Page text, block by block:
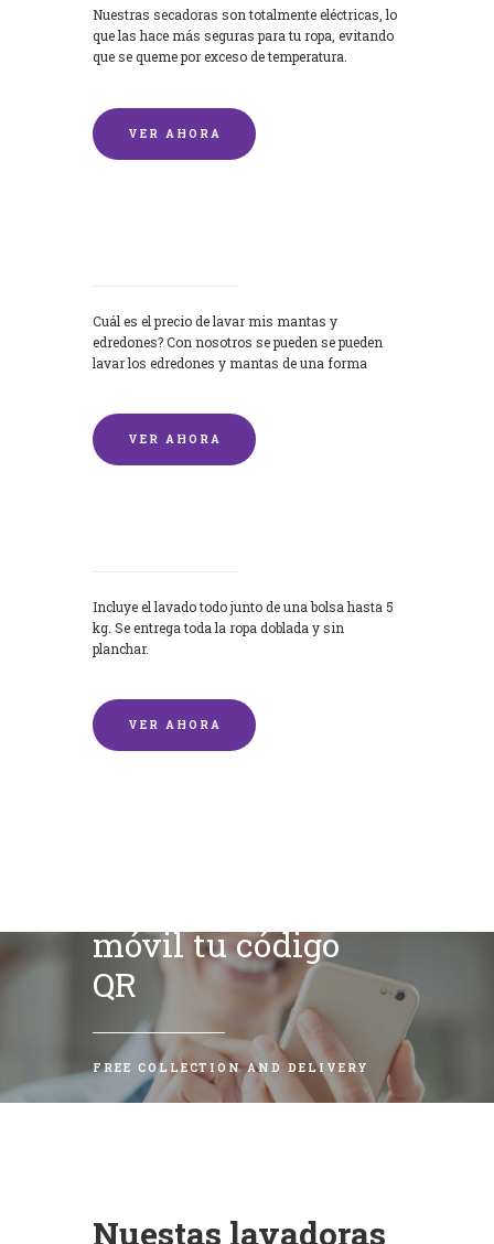
Nuestras secadoras son totalmente eléctricas, lo
que las hace más seguras para tu ropa, evitando
que se queme por exceso de temperatura.
VER AHORA
Cuál es el precio de lavar mis mantas y
edredones? Con nosotros se pueden se pueden
lavar los edredones y mantas de una forma
VER AHORA
Incluye el lavado todo junto de una bolsa hasta 5
kg. Se entrega toda la ropa doblada y sin
planchar.
VER AHORA
móvil tu código
QR
FREE COLLECTION AND DELIVERY
Nuestas lavadoras